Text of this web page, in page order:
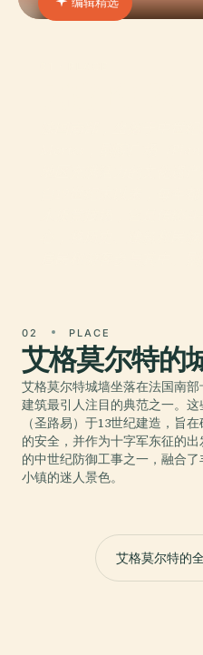
02 PLACE
艾格莫尔特的
艾格莫尔特城墙坐落在法国南
建筑最引人注目的典范之一。
（圣路易）于13世纪建造，旨
的安全，并作为十字军东征的
的中世纪防御工事之一，融合
小镇的迷人景色。
艾格莫尔特的